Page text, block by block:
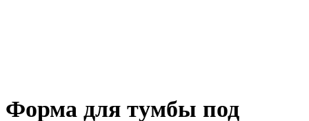
Форма для тумбы под